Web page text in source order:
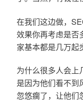
在我们这边做，
效果你再考虑是否
家基本都是几万起
为什么很多人会上
是因为他们看不到
忽悠瘸了，让他们